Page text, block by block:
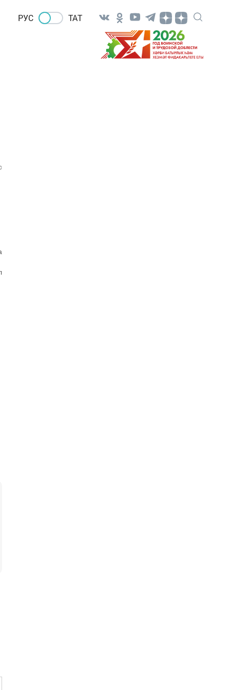
РУС ТАТ